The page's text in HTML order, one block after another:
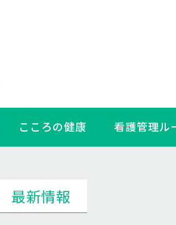
こころの健康 看護管理ル
最新情報